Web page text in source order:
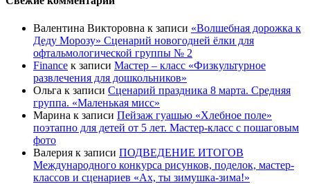
Валентина Викторовна к записи «Волшебная дорожка к
Деду Морозу» Сценарий новогодней ёлки для
офтальмологической группы № 2
Finance к записи Мастер – класс «Физкультурное
развлечения для дошкольников»
Ольга к записи Сценарий праздника 8 марта. Средняя
группа. «Маленькая мисс»
Марина к записи Пейзаж гуашью «Хлебное поле»
поэтапно для детей от 5 лет. Мастер-класс с пошаговым
фото
Валерия к записи ПОДВЕДЕНИЕ ИТОГОВ
Международного конкурса рисунков, поделок, мастер-
классов и сценариев «Ах, ты зимушка-зима!»